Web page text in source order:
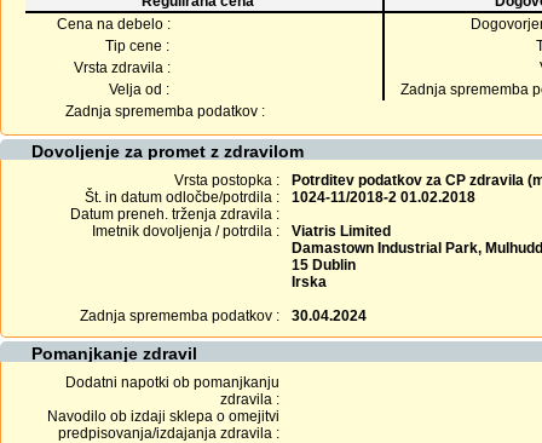
Cena na debelo :
Tip cene :
Vrsta zdravila :
Velja od :
Zadnja sprememba
Zadnja sprememba podatkov :
Dovoljenje za promet z zdravilom
Vrsta postopka :
Potrditev podatkov za CP zdravila
Št. in datum odločbe/potrdila :
1024-11/2018-2 01.02.2018
Datum preneh. trženja zdravila :
Imetnik dovoljenja / potrdila :
Viatris Limited
Damastown Industrial Park,
15 Dublin
Irska
Zadnja sprememba podatkov :
30.04.2024
Pomanjkanje zdravil
Dodatni napotki ob pomanjkanju
zdravila :
Navodilo ob izdaji sklepa o omejitvi
predpisovanja/izdajanja zdravila :